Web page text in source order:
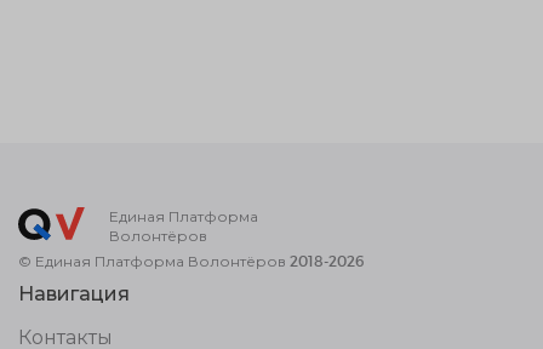
Единая Платформа
Волонтёров
© Единая Платформа Волонтёров 2018-2026
Навигация
Контакты